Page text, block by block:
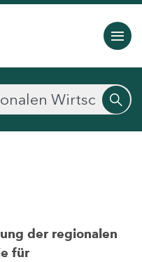
der regionalen
für